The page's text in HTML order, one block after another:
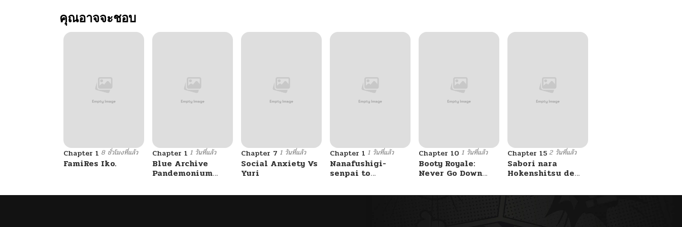
คุณอาจจะชอบ
Chapter 1 8 ชั่วโมงที่แล้ว
FamiRes Iko.
Chapter 1 1 วันที่แล้ว
Blue Archive
Pandemonium
Hayashiya
Chapter 7 1 วันที่แล้ว
Social Anxiety Vs
Yuri
Chapter 1 1 วันที่แล้ว
Nanafushigi-
senpai to
Chapter 10 1 วันที่แล้ว
Booty Royale:
Never Go Down
Chapter 15 2 วันที่แล้ว
Sabori nara
Hokenshitsu de